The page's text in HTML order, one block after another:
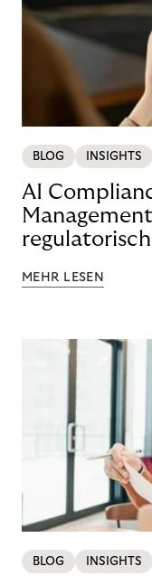
BLOG INSIGHTS
AI
MEHR LESEN
BLOG INSIGHTS